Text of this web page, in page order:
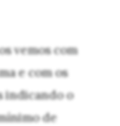
vemos com
e com os
indicando o
de